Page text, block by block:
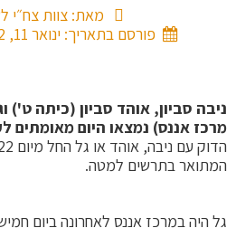
מאת:צוות צח״י לשעת
פורסם בתאריך:ינואר 11, 2022
אוהד סביון (כיתה ט') וגל
נמצאו היום מאומתים לקורונה.
בתרשים למטה.